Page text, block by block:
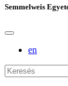
Semmelweis
en